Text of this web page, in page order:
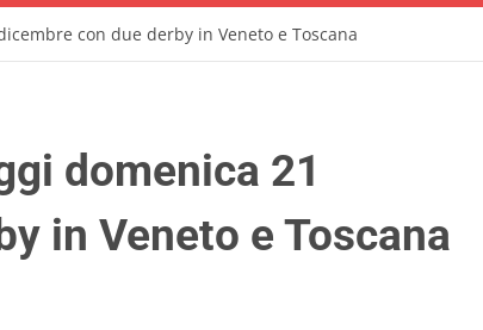
con due derby in Veneto e Toscana
domenica 21
in Veneto e Toscana